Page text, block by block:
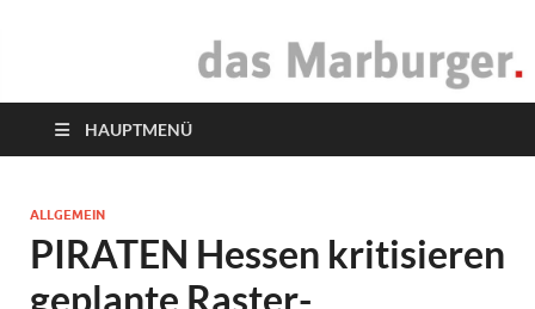
das Marburger.
HAUPTMENÜ
ALLGEMEIN
PIRATEN Hessen kritisieren
geplante Raster-